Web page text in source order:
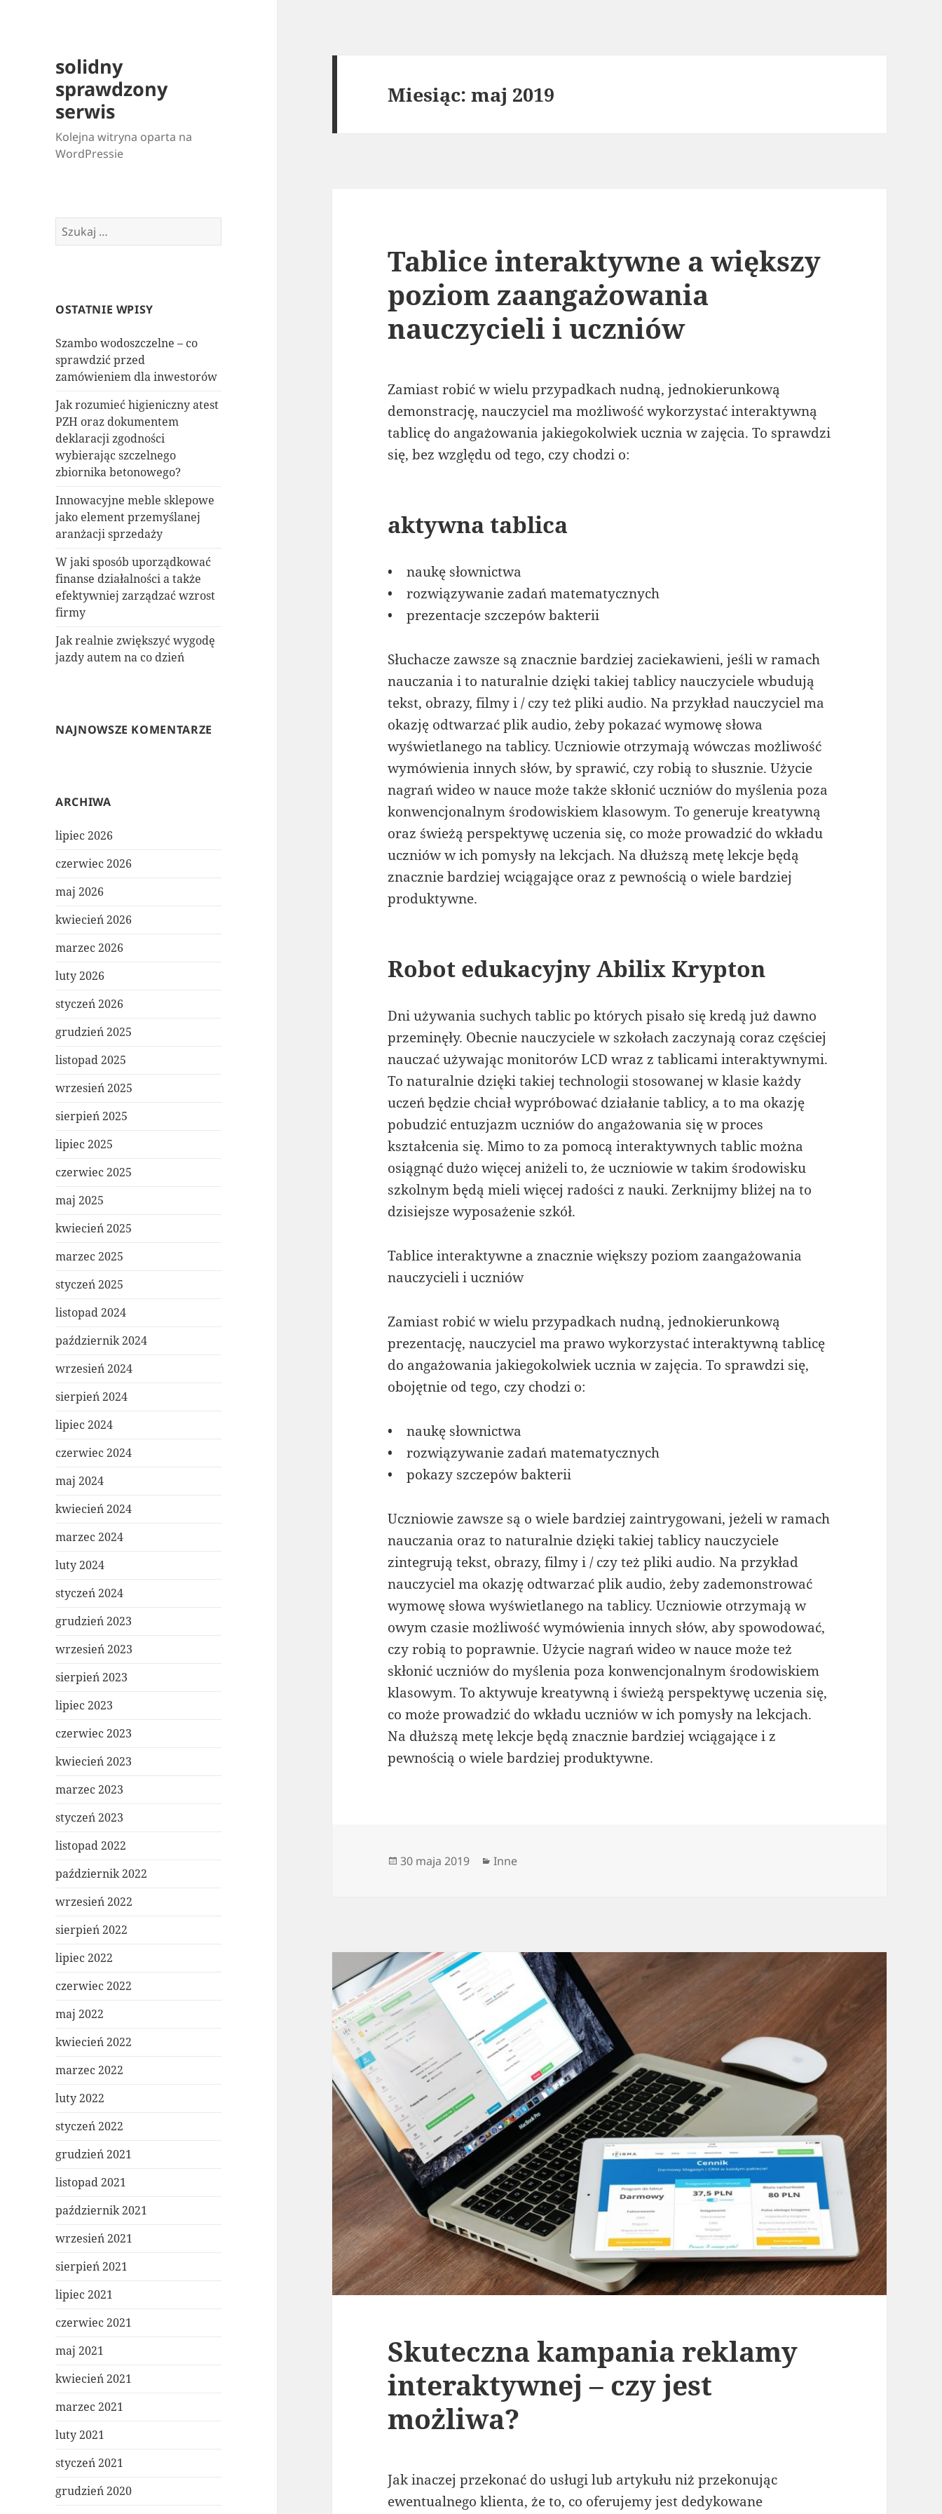
solidny
sprawdzony
serwis
Kolejna witryna oparta na
WordPressie
Szukaj:
OSTATNIE WPISY
Szambo wodoszczelne – co
sprawdzić przed
zamówieniem dla inwestorów
Jak rozumieć higieniczny atest
PZH oraz dokumentem
deklaracji zgodności
wybierając szczelnego
zbiornika betonowego?
Innowacyjne meble sklepowe
jako element przemyślanej
aranżacji sprzedaży
W jaki sposób uporządkować
finanse działalności a także
efektywniej zarządzać wzrost
firmy
Jak realnie zwiększyć wygodę
jazdy autem na co dzień
NAJNOWSZE KOMENTARZE
ARCHIWA
lipiec 2026
czerwiec 2026
maj 2026
kwiecień 2026
marzec 2026
luty 2026
styczeń 2026
grudzień 2025
listopad 2025
wrzesień 2025
sierpień 2025
lipiec 2025
czerwiec 2025
maj 2025
kwiecień 2025
marzec 2025
styczeń 2025
listopad 2024
październik 2024
wrzesień 2024
sierpień 2024
lipiec 2024
czerwiec 2024
maj 2024
kwiecień 2024
marzec 2024
luty 2024
styczeń 2024
grudzień 2023
wrzesień 2023
sierpień 2023
lipiec 2023
czerwiec 2023
kwiecień 2023
marzec 2023
styczeń 2023
listopad 2022
październik 2022
wrzesień 2022
sierpień 2022
lipiec 2022
czerwiec 2022
maj 2022
kwiecień 2022
marzec 2022
luty 2022
styczeń 2022
grudzień 2021
listopad 2021
październik 2021
wrzesień 2021
sierpień 2021
lipiec 2021
czerwiec 2021
maj 2021
kwiecień 2021
marzec 2021
luty 2021
styczeń 2021
grudzień 2020
Miesiąc:maj 2019
Tablice interaktywne a większy
poziom zaangażowania
nauczycieli i uczniów
Zamiast robić w wielu przypadkach nudną, jednokierunkową
demonstrację, nauczyciel ma możliwość wykorzystać interaktywną
tablicę do angażowania jakiegokolwiek ucznia w zajęcia. To sprawdzi
się, bez względu od tego, czy chodzi o:
aktywna tablica
• naukę słownictwa
• rozwiązywanie zadań matematycznych
• prezentacje szczepów bakterii
Słuchacze zawsze są znacznie bardziej zaciekawieni, jeśli w ramach
nauczania i to naturalnie dzięki takiej tablicy nauczyciele wbudują
tekst, obrazy, filmy i / czy też pliki audio. Na przykład nauczyciel ma
okazję odtwarzać plik audio, żeby pokazać wymowę słowa
wyświetlanego na tablicy. Uczniowie otrzymają wówczas możliwość
wymówienia innych słów, by sprawić, czy robią to słusznie. Użycie
nagrań wideo w nauce może także skłonić uczniów do myślenia poza
konwencjonalnym środowiskiem klasowym. To generuje kreatywną
oraz świeżą perspektywę uczenia się, co może prowadzić do wkładu
uczniów w ich pomysły na lekcjach. Na dłuższą metę lekcje będą
znacznie bardziej wciągające oraz z pewnością o wiele bardziej
produktywne.
Robot edukacyjny Abilix Krypton
Dni używania suchych tablic po których pisało się kredą już dawno
przeminęły. Obecnie nauczyciele w szkołach zaczynają coraz częściej
nauczać używając monitorów LCD wraz z tablicami interaktywnymi.
To naturalnie dzięki takiej technologii stosowanej w klasie każdy
uczeń będzie chciał wypróbować działanie tablicy, a to ma okazję
pobudzić entuzjazm uczniów do angażowania się w proces
kształcenia się. Mimo to za pomocą interaktywnych tablic można
osiągnąć dużo więcej aniżeli to, że uczniowie w takim środowisku
szkolnym będą mieli więcej radości z nauki. Zerknijmy bliżej na to
dzisiejsze wyposażenie szkół.
Tablice interaktywne a znacznie większy poziom zaangażowania
nauczycieli i uczniów
Zamiast robić w wielu przypadkach nudną, jednokierunkową
prezentację, nauczyciel ma prawo wykorzystać interaktywną tablicę
do angażowania jakiegokolwiek ucznia w zajęcia. To sprawdzi się,
obojętnie od tego, czy chodzi o:
• naukę słownictwa
• rozwiązywanie zadań matematycznych
• pokazy szczepów bakterii
Uczniowie zawsze są o wiele bardziej zaintrygowani, jeżeli w ramach
nauczania oraz to naturalnie dzięki takiej tablicy nauczyciele
zintegrują tekst, obrazy, filmy i / czy też pliki audio. Na przykład
nauczyciel ma okazję odtwarzać plik audio, żeby zademonstrować
wymowę słowa wyświetlanego na tablicy. Uczniowie otrzymają w
owym czasie możliwość wymówienia innych słów, aby spowodować,
czy robią to poprawnie. Użycie nagrań wideo w nauce może też
skłonić uczniów do myślenia poza konwencjonalnym środowiskiem
klasowym. To aktywuje kreatywną i świeżą perspektywę uczenia się,
co może prowadzić do wkładu uczniów w ich pomysły na lekcjach.
Na dłuższą metę lekcje będą znacznie bardziej wciągające i z
pewnością o wiele bardziej produktywne.
Data
30 maja 2019 Kategorie
Inne
Skuteczna kampania reklamy
interaktywnej – czy jest
możliwa?
Jak inaczej przekonać do usługi lub artykułu niż przekonując
ewentualnego klienta, że to, co oferujemy jest dedykowane